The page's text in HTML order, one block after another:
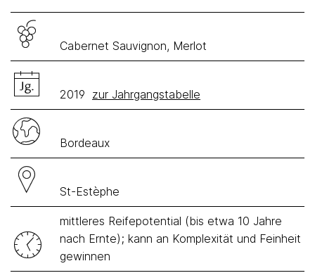
Cabernet Sauvignon, Merlot
2019 zur Jahrgangstabelle
Bordeaux
St-Estèphe
mittleres Reifepotential (bis etwa 10 Jahre
nach Ernte); kann an Komplexität und Feinheit
gewinnen